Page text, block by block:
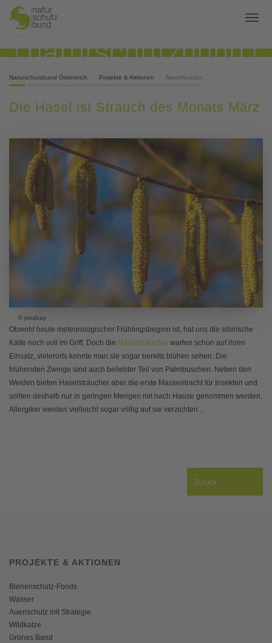
Naturschutzbund Österreich Projekte & Aktionen NewsReader
Die Hasel ist Strauch des Monats März
© pixabay
Obwohl heute meteorologischer Frühlingsbeginn ist, hat uns die sibirische
Kälte noch voll im Griff. Doch die Haselsträucher warten schon auf ihren
Einsatz, vielerorts konnte man sie sogar bereits blühen sehen. Die
blühenden Zweige sind auch beliebter Teil von Palmbuschen. Neben den
Weiden bieten Haselsträucher aber die erste Massentracht für Insekten und
sollten deshalb nur in geringen Mengen mit nach Hause genommen werden.
Allergiker werden vielleicht sogar völlig auf sie verzichten...
Zurück
PROJEKTE & AKTIONEN
Bienenschutz-Fonds
Wasser
Auenschutz mit Strategie
Wildkatze
Grünes Band